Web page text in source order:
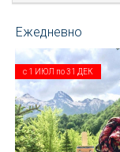
с 1 ИЮЛ по31 ДЕК